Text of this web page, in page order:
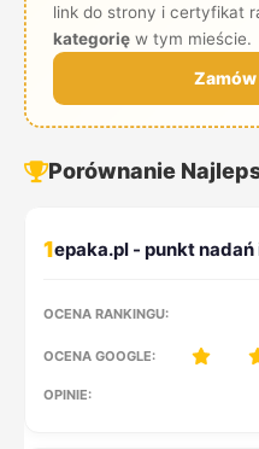
link do strony i certyfikat
kategorięw tym mieście.
Porównanie
1